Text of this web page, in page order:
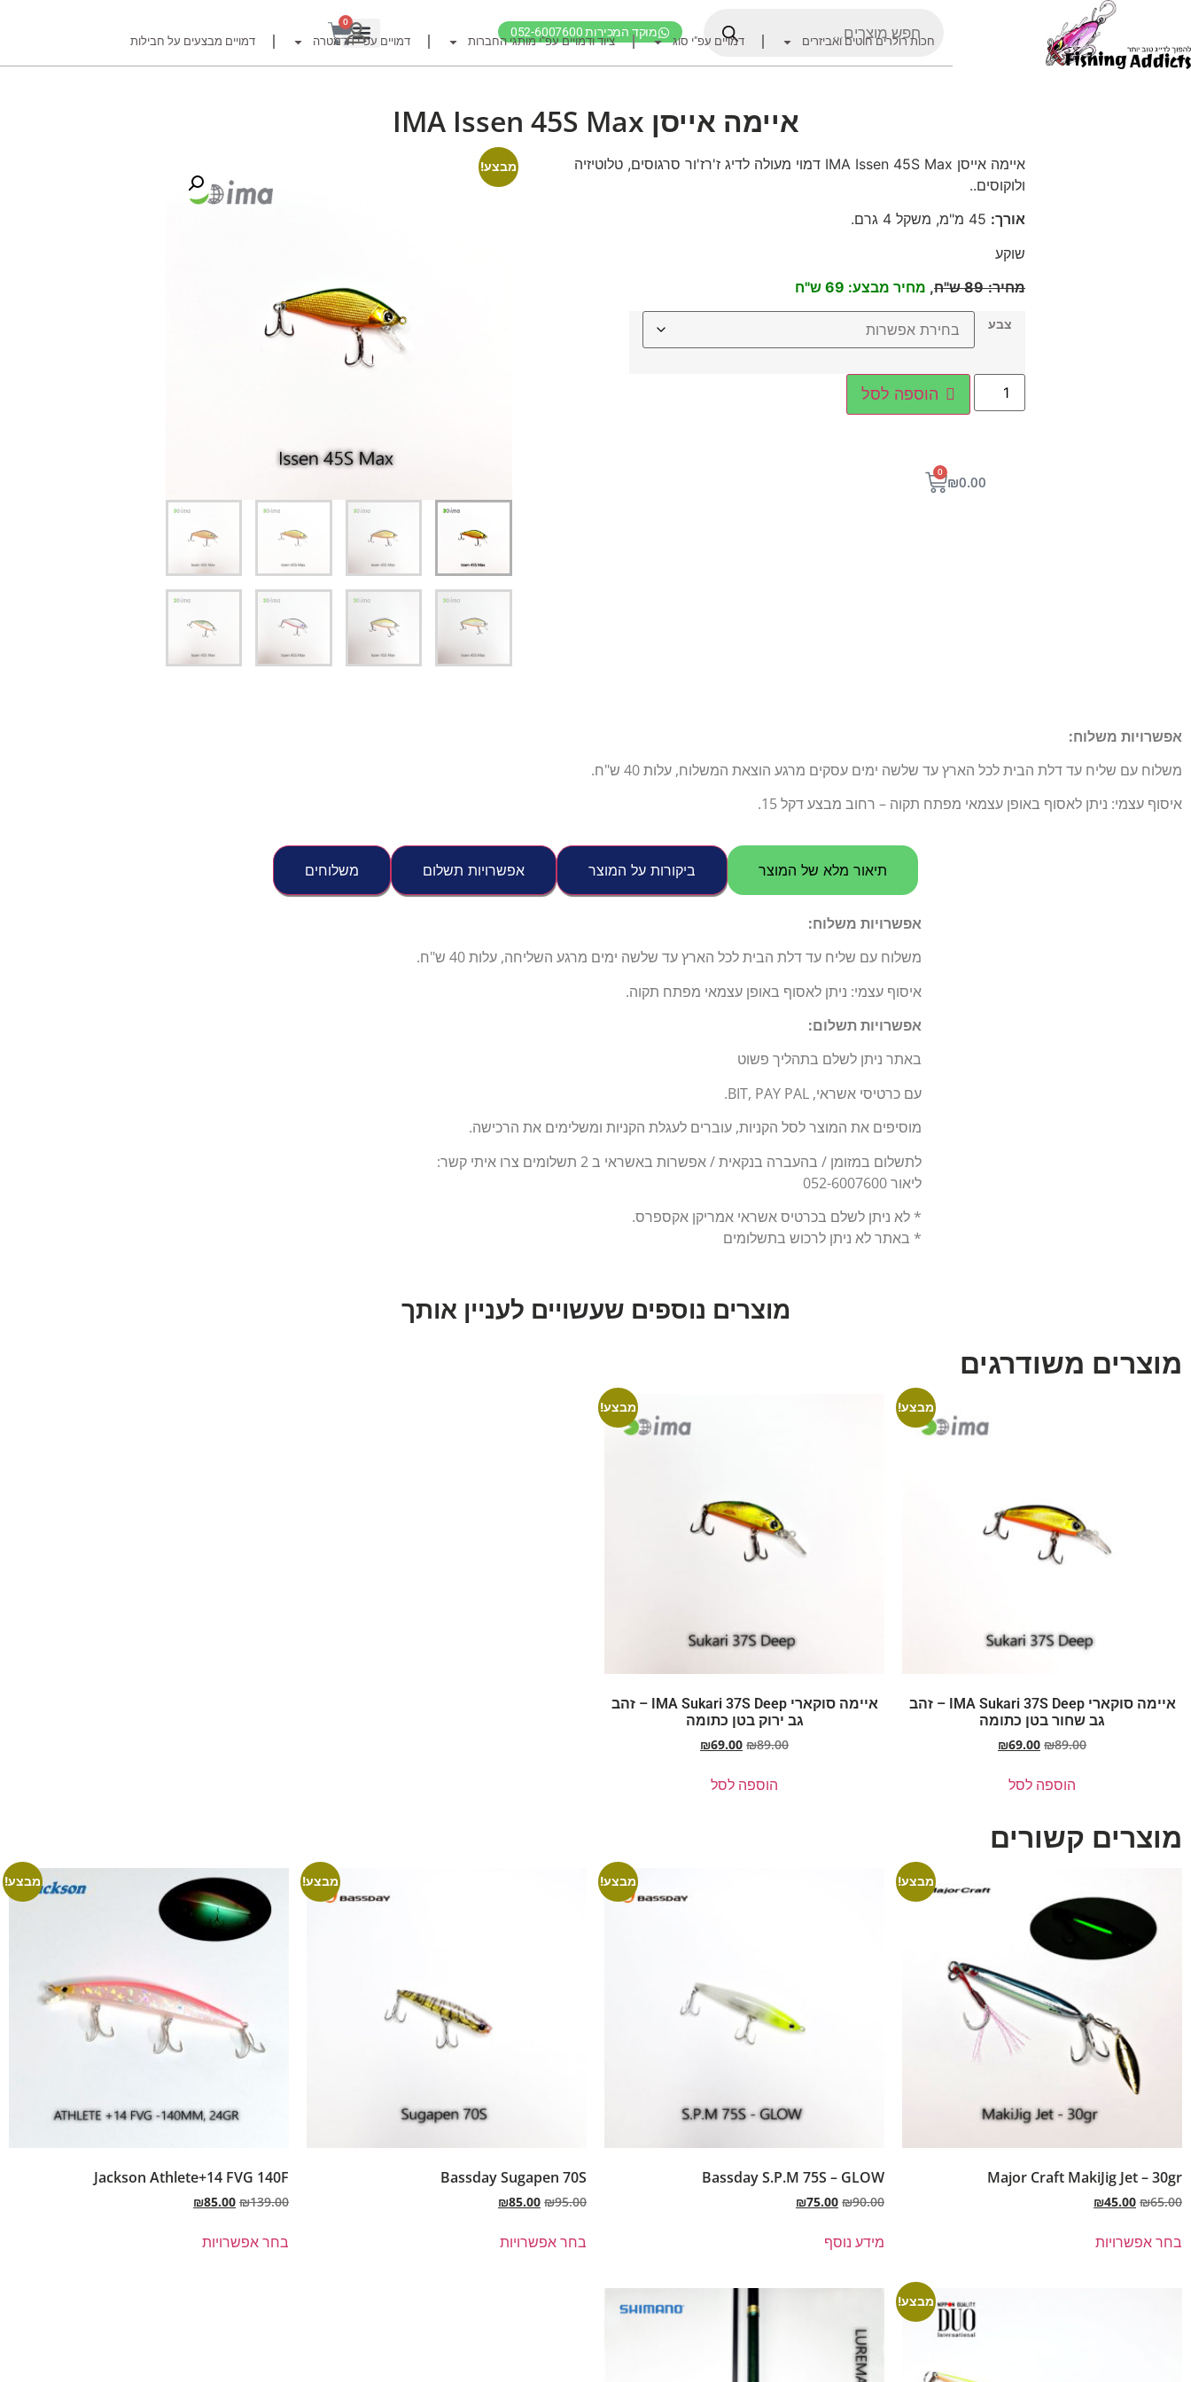
מוקד המכירות 052-6007600
דף הבית
דמויים מומלצים לדיג זרזור
חכות
רולרים
קרסי דייג ואביזרים מומלצים לדייג זרזור
0
חכות רולרים חוטים ואביזרים דמויים עפ"י סוג ציוד ודמויים עפ"י מותגי החברות דמויים עפ"י דג מטרה דמויים מבצעים על חבילות
איימה אייסן IMA Issen 45S Max
איימה אייסן IMA Issen 45S Max דמוי מעולה לדיג ז'רז'ור סרגוסים, טלוטיזיה
ולוקוסים..
אורך: מ"מ, משקל 4 גרם
.
שוקע
מחיר: 89 ש"ח , מחיר מבצע: 69 ש"ח
צבע
הוספה לסל
₪0.00
0
מבצע!
אפשרויות משלוח:
משלוח עם שליח עד דלת הבית לכל הארץ עד שלשה ימים עסקים מרגע הוצאת המשלוח, עלות 40 ש"ח.
איסוף עצמי: ניתן לאסוף באופן עצמאי מפתח תקוה – רחוב מבצע דקל 15.
תיאור מלא של המוצר ביקורות על המוצר אפשרויות תשלום משלוחים
אפשרויות משלוח:
משלוח עם שליח עד דלת הבית לכל הארץ עד שלשה ימים מרגע השליחה, עלות 40 ש"ח.
איסוף עצמי: ניתן לאסוף באופן עצמאי מפתח תקוה.
אפשרויות תשלום:
באתר ניתן לשלם בתהליך פשוט
עם כרטיסי אשראי, BIT, PAY PAL.
מוסיפים את המוצר לסל הקניות, עוברים לעגלת הקניות ומשלימים את הרכישה.
לתשלום במזומן / בהעברה בנקאית / אפשרות באשראי ב 2 תשלומים צרו איתי קשר:
ליאור 052-6007600
* לא ניתן לשלם בכרטיס אשראי אמריקן אקספרס.
* באתר לא ניתן לרכוש בתשלומים
מוצרים נוספים שעשויים לעניין אותך
מוצרים משודרגים
מבצע!
איימה סוקארי IMA Sukari 37S Deep – זהב
גב שחור בטן כתומה
₪89.00
₪69.00
הוספה לסל
מבצע!
איימה סוקארי IMA Sukari 37S Deep – זהב
גב ירוק בטן כתומה
₪89.00
₪69.00
הוספה לסל
מוצרים קשורים
מבצע!
Major Craft MakiJig Jet – 30gr
₪65.00
₪45.00
בחר אפשרויות
מבצע!
Bassday S.P.M 75S – GLOW
₪90.00
₪75.00
מידע נוסף
מבצע!
Bassday Sugapen 70S
₪95.00
₪85.00
בחר אפשרויות
מבצע!
Jackson Athlete+14 FVG 140F
₪139.00
₪85.00
בחר אפשרויות
מבצע!